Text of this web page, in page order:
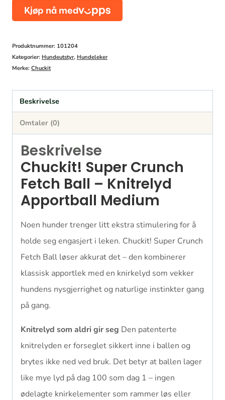
Crunch
Ball
antall
Produktnummer: 101204
Kategorier: Hundeutstyr, Hundeleker
Merke: Chuckit
Beskrivelse
Omtaler (0)
Beskrivelse
Chuckit! Super Crunch
Fetch Ball – Knitrelyd
Apportball Medium
Noen hunder trenger litt ekstra stimulering for å
holde seg engasjert i leken. Chuckit! Super Crunch
Fetch Ball løser akkurat det – den kombinerer
klassisk apportlek med en knirkelyd som vekker
hundens nysgjerrighet og naturlige instinkter gang
på gang.
Knitrelyd som aldri gir seg Den patenterte
knitrelyden er forseglet sikkert inne i ballen og
brytes ikke ned ved bruk. Det betyr at ballen lager
like mye lyd på dag 100 som dag 1 – ingen
ødelagte knirkelementer som rammer løs eller